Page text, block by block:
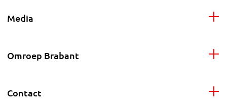
Media
Omroep Brabant
Contact